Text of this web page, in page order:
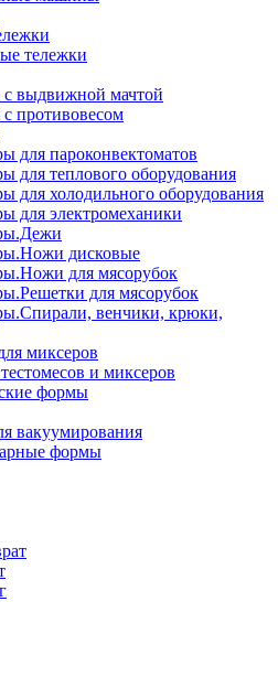
тележки
выдвижной мачтой
противовесом
для пароконвектоматов
для теплового оборудования
для холодильного оборудования
для электромеханики
дисковые
для мясорубок
для мясорубок
венчики, крюки,
миксеров
и миксеров
формы
вакуумирования
формы